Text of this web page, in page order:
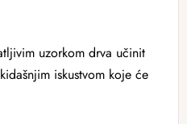
uzorkom drva učinit
iskustvom koje će